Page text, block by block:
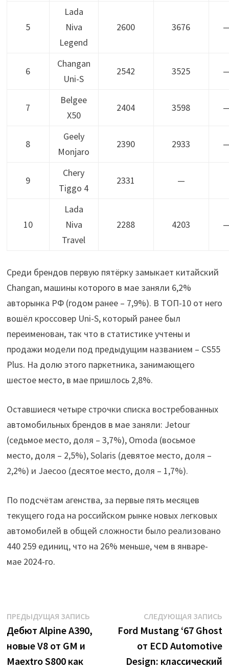
5
Lada
Niva
Legend
2600 3676
6
Changan
Uni-S
2542 3525
7
Belgee
X50
2404 3598
8
Geely
Monjaro
2390 2933
9
Chery
Tiggo 4
2331 —
10
Lada
Niva
Travel
2288 4203
Среди брендов первую пятёрку замыкает китайский
Changan, машины которого в мае заняли 6,2%
авторынка РФ (годом ранее – 7,9%). В ТОП-10 от него
вошёл кроссовер Uni-S, который ранее был
переименован, так что в статистике учтены и
продажи модели под предыдущим названием – CS55
Plus. На долю этого паркетника, занимающего
шестое место, в мае пришлось 2,8%.
Оставшиеся четыре строчки списка востребованных
автомобильных брендов в мае заняли: Jetour
(седьмое место, доля – 3,7%), Omoda (восьмое
место, доля – 2,5%), Solaris (девятое место, доля –
2,2%) и Jaecoo (десятое место, доля – 1,7%).
По подсчётам агенства, за первые пять месяцев
текущего года на российском рынке новых легковых
автомобилей в общей сложности было реализовано
440 259 единиц, что на 26% меньше, чем в январе-
мае 2024-го.
Навигация
по
записям
ПРЕДЫДУЩАЯ ЗАПИСЬПредыдущая
запись:
Дебют Alpine A390,
новые V8 от GM и
Maextro S800 как
СЛЕДУЮЩАЯ ЗАПИСЬ
Ford Mustang ‘67 Ghost
от ECD Automotive
Design: классический